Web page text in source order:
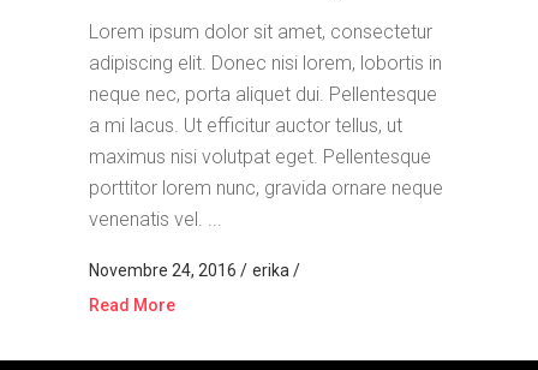
Lorem ipsum dolor sit amet, consectetur
adipiscing elit. Donec nisi lorem, lobortis in
neque nec, porta aliquet dui. Pellentesque
a mi lacus. Ut efficitur auctor tellus, ut
maximus nisi volutpat eget. Pellentesque
porttitor lorem nunc, gravida ornare neque
venenatis vel. ...
Novembre 24, 2016
erika
Read More